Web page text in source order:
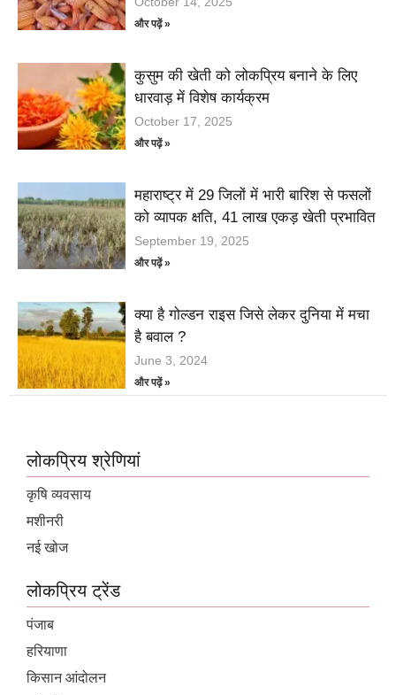
और पढ़ें »
कुसुम की खेती को लोकप्रिय बनाने के लिए
धारवाड़ में विशेष कार्यक्रम
October 17, 2025
और पढ़ें »
महाराष्ट्र में 29 जिलों में भारी बारिश से फसलों
को व्यापक क्षति, 41 लाख एकड़ खेती प्रभावित
September 19, 2025
और पढ़ें »
क्या है गोल्डन राइस जिसे लेकर दुनिया में मचा
है बवाल ?
June 3, 2024
और पढ़ें »
लोकप्रिय श्रेणियां
कृषि व्यवसाय
मशीनरी
नई खोज
लोकप्रिय ट्रेंड
पंजाब
हरियाणा
किसान आंदोलन